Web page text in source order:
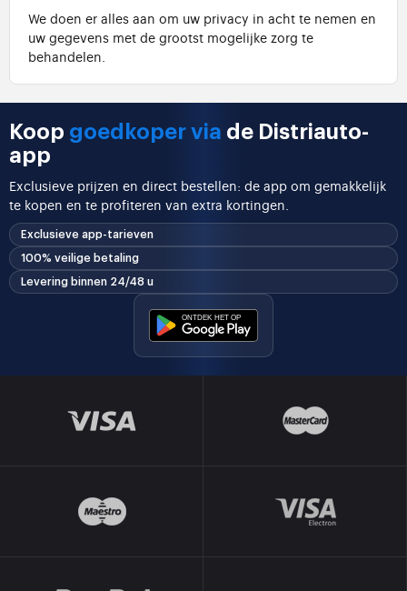
We doen er alles aan om uw privacy in acht te nemen en
uw gegevens met de grootst mogelijke zorg te
behandelen.
Koop goedkoper via de Distriauto-
app
Exclusieve prijzen en direct bestellen: de app om gemakkelijk
te kopen en te profiteren van extra kortingen.
Exclusieve app-tarieven
100% veilige betaling
Levering binnen 24/48 u